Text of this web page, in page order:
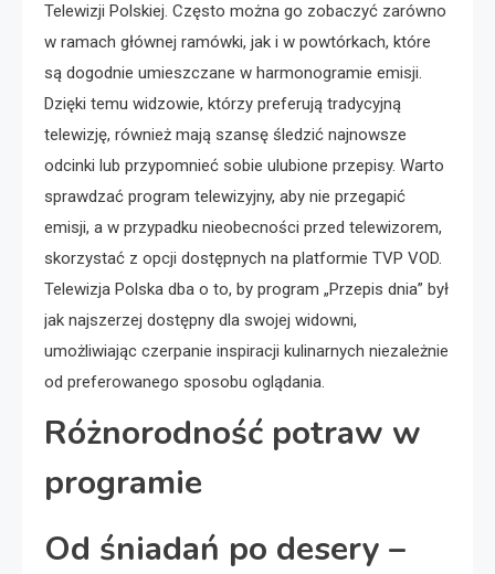
Telewizji Polskiej. Często można go zobaczyć zarówno
w ramach głównej ramówki, jak i w powtórkach, które
są dogodnie umieszczane w harmonogramie emisji.
Dzięki temu widzowie, którzy preferują tradycyjną
telewizję, również mają szansę śledzić najnowsze
odcinki lub przypomnieć sobie ulubione przepisy. Warto
sprawdzać program telewizyjny, aby nie przegapić
emisji, a w przypadku nieobecności przed telewizorem,
skorzystać z opcji dostępnych na platformie TVP VOD.
Telewizja Polska dba o to, by program „Przepis dnia” był
jak najszerzej dostępny dla swojej widowni,
umożliwiając czerpanie inspiracji kulinarnych niezależnie
od preferowanego sposobu oglądania.
Różnorodność potraw w
programie
Od śniadań po desery –